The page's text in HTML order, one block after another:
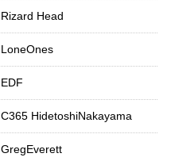
Rizard Head
LoneOnes
EDF
C365 HidetoshiNakayama
GregEverett